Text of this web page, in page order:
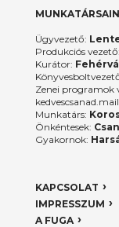
Ügyvezető:
Produkciós vezető:
Kurátor:
Zenei programok
Munkatárs:
Önkéntesek:
Gyakornok:
KAPCSOLAT
IMPRESSZUM
A FUGA